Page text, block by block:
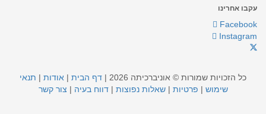
עקבו אחרינו
Facebook
Instagram
כל הזכויות שמורות © אוניברכיתה 2026 | דף הבית | אודות | תנאי
שימוש | פרטיות |שאלות נפוצות |דווח בעיה | צור קשר